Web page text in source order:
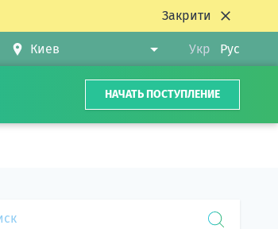
Закрити
Укр Рус
НАЧАТЬ ПОСТУПЛЕНИЕ